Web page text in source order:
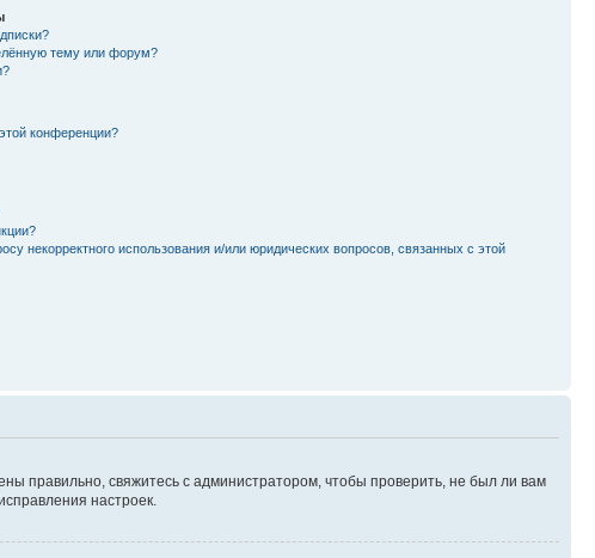
тему или форум?
конференции?
некорректного использования и/или юридических вопросов, связанных с этой
правильно, свяжитесь с администратором, чтобы проверить, не был ли вам
настроек.